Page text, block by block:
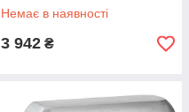
Немає в наявності
3 942 ₴